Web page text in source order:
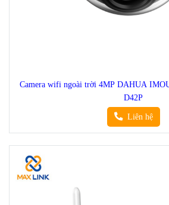
Camera wifi ngoài trời 4MP DAHUA
D42P
Liên hệ